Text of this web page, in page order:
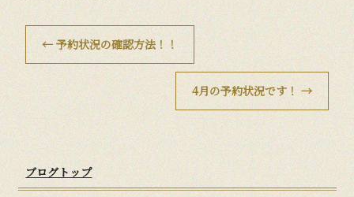
← 予約状況の確認方法！！
4月の予約状況です！ →
ブログトップ